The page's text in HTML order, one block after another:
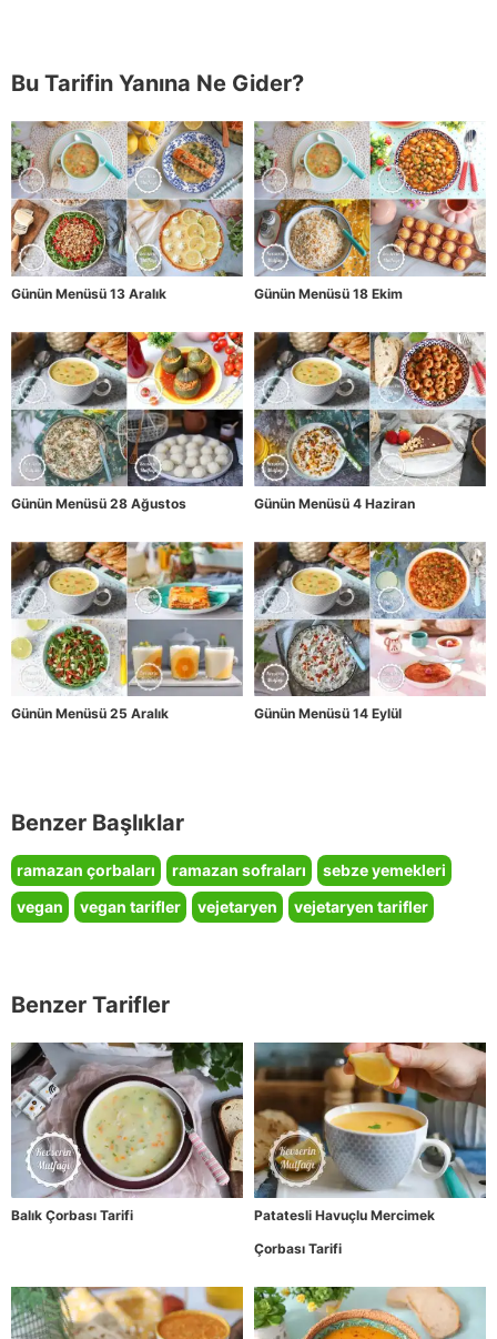
Bu Tarifin Yanına Ne Gider?
Günün Menüsü 13 Aralık Günün Menüsü 18 Ekim
Günün Menüsü 28 Ağustos Günün Menüsü 4 Haziran
Günün Menüsü 25 Aralık Günün Menüsü 14 Eylül
Benzer Başlıklar
ramazan çorbaları ramazan sofraları
sebze yemekleri
vegan
vegan tarifler vejetaryen vejetaryen tarifler
Benzer Tarifler
Balık Çorbası Tarifi
Patatesli Havuçlu Mercimek
Çorbası Tarifi